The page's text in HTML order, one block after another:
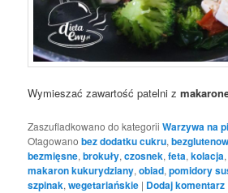
Wymieszać zawartość patelni z
Zaszufladkowano do kategorii Warzywa na
Otagowano bez dodatku cukru,
bezmięsne,brokuły,czosnek,feta,kolacja
makaron kukurydziany,obiad,pomidory
szpinak,wegetariańskie | Dodaj komentarz